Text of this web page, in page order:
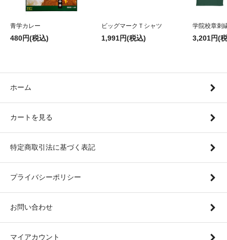
青学カレー
480円(税込)
ビッグマークＴシャツ
1,991円(税込)
学院校章刺
3,201円(
ホーム
カートを見る
特定商取引法に基づく表記
プライバシーポリシー
お問い合わせ
マイアカウント